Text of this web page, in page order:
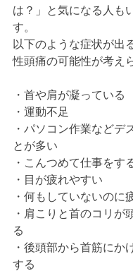
は？」と気になる人も
す。
以下のような症状が出
性頭痛の可能性が考え
・首や肩が凝っている
・運動不足
・パソコン作業などデ
とが多い
・こんつめて仕事をす
・目が疲れやすい
・何もしていないのに
・肩こりと首のコリが
る
・後頭部から首筋にか
する